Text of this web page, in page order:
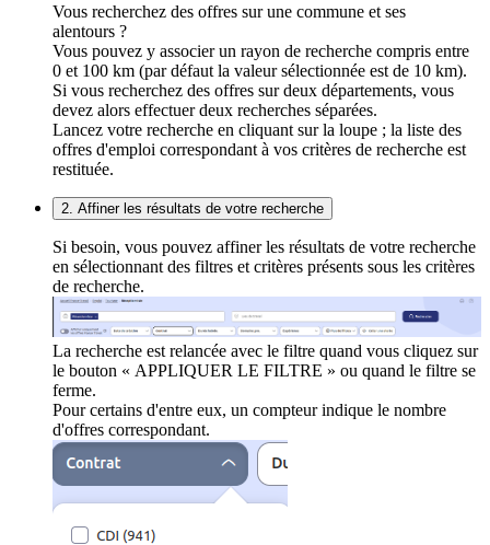
Vous recherchez des offres sur une commune et ses
alentours ?
Vous pouvez y associer un rayon de recherche compris entre
0 et 100 km (par défaut la valeur sélectionnée est de 10 km).
Si vous recherchez des offres sur deux départements, vous
devez alors effectuer deux recherches séparées.
Lancez votre recherche en cliquant sur la loupe ; la liste des
offres d'emploi correspondant à vos critères de recherche est
restituée.
2. Affiner les résultats de votre recherche
Si besoin, vous pouvez affiner les résultats de votre recherche
en sélectionnant des filtres et critères présents sous les critères
de recherche.
La recherche est relancée avec le filtre quand vous cliquez sur
le bouton « APPLIQUER LE FILTRE » ou quand le filtre se
ferme.
Pour certains d'entre eux, un compteur indique le nombre
d'offres correspondant.